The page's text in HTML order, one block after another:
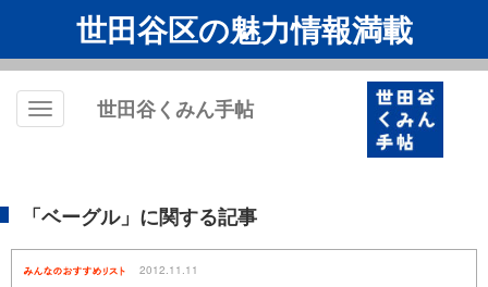
世田谷区の魅力情報満載
Toggle
世田谷くみん手帖
「ベーグル」に関する記事
2012.11.11